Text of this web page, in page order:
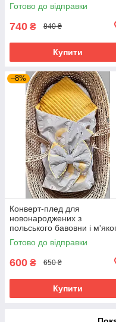
Готово до відправки
740 ₴ 840 ₴
Купити
–8%
Конверт-плед для
новонароджених з
польського бавовни і
плюша (без утеплювача)
зайчики
Готово до відправки
600 ₴ 650 ₴
Купити